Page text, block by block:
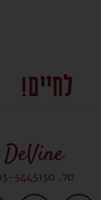
לחיים!
טל. 03-5445130